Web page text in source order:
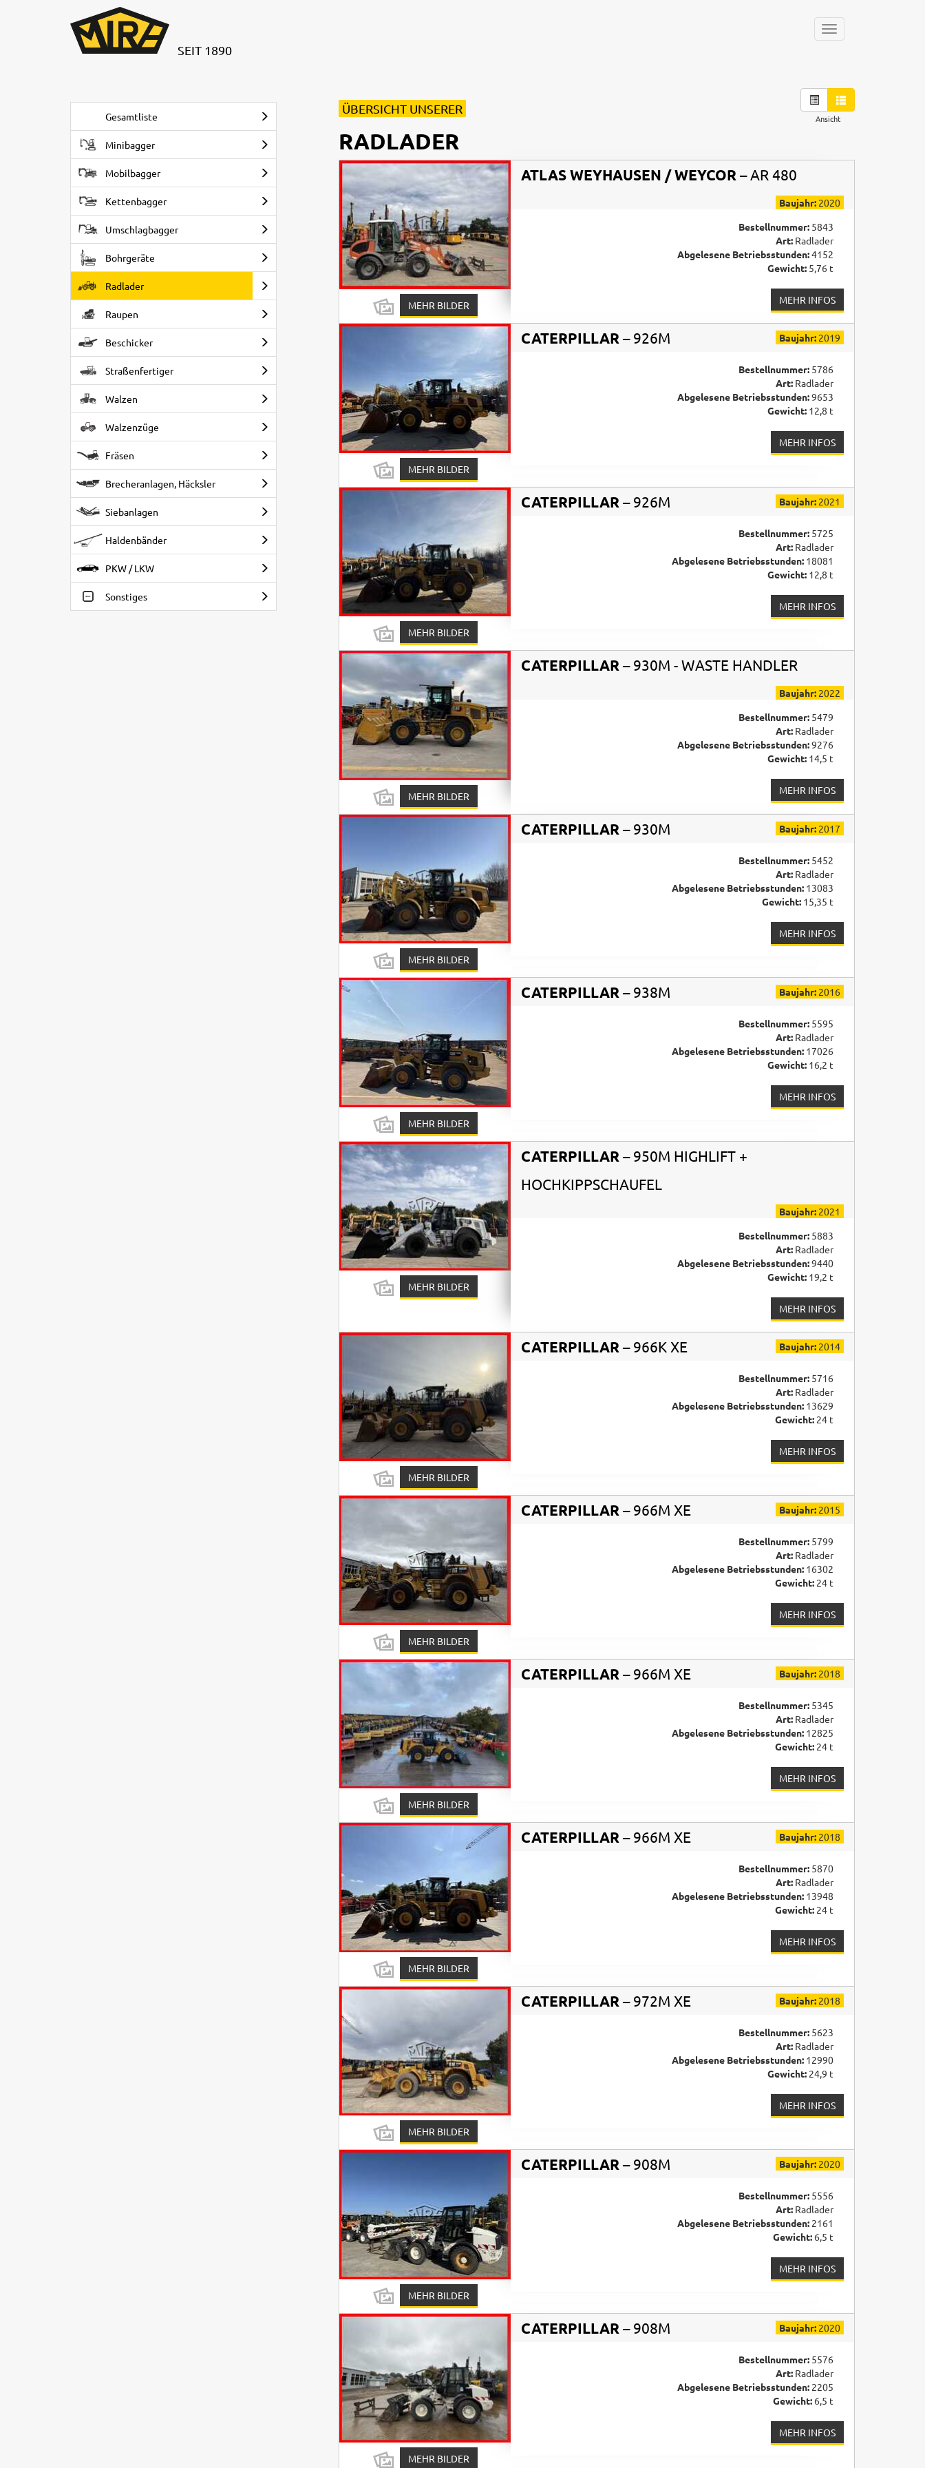
Toggle
navigation
SEIT 1890
Gesamtliste
Minibagger
Mobilbagger
Kettenbagger
Umschlagbagger
Bohrgeräte
Radlader
Raupen
Beschicker
Straßenfertiger
Walzen
Walzenzüge
Fräsen
Brecheranlagen, Häcksler
Siebanlagen
Haldenbänder
PKW / LKW
Sonstiges
Ansicht
ÜBERSICHT UNSERER
RADLADER
MEHR BILDER
ATLAS WEYHAUSEN / WEYCOR – AR 480
Baujahr:2020
Bestellnummer:5843
Art:Radlader
Abgelesene Betriebsstunden:4152
Gewicht:5,76 t
MEHR INFOS
MEHR BILDER
CATERPILLAR– 926M Baujahr:2019
Bestellnummer:5786
Art:Radlader
Abgelesene Betriebsstunden:9653
Gewicht:12,8 t
MEHR INFOS
MEHR BILDER
CATERPILLAR – 926M Baujahr:2021
Bestellnummer:5725
Art:Radlader
Abgelesene Betriebsstunden:18081
Gewicht:12,8 t
MEHR INFOS
MEHR BILDER
CATERPILLAR– 930M - WASTE HANDLER
Baujahr:2022
Bestellnummer:5479
Art:Radlader
Abgelesene Betriebsstunden:9276
Gewicht:14,5 t
MEHR INFOS
MEHR BILDER
CATERPILLAR – 930M Baujahr:2017
Bestellnummer:5452
Art:Radlader
Abgelesene Betriebsstunden:13083
Gewicht:15,35 t
MEHR INFOS
MEHR BILDER
CATERPILLAR– 938M Baujahr:2016
Bestellnummer:5595
Art:Radlader
Abgelesene Betriebsstunden:17026
Gewicht:16,2 t
MEHR INFOS
MEHR BILDER
CATERPILLAR – 950M HIGHLIFT +
HOCHKIPPSCHAUFEL
Baujahr:2021
Bestellnummer:5883
Art:Radlader
Abgelesene Betriebsstunden:9440
Gewicht:19,2 t
MEHR INFOS
MEHR BILDER
CATERPILLAR – 966K XE Baujahr:2014
Bestellnummer:5716
Art:Radlader
Abgelesene Betriebsstunden:13629
Gewicht:24 t
MEHR INFOS
MEHR BILDER
CATERPILLAR – 966M XE Baujahr:2015
Bestellnummer:5799
Art:Radlader
Abgelesene Betriebsstunden:16302
Gewicht:24 t
MEHR INFOS
MEHR BILDER
CATERPILLAR – 966M XE Baujahr:2018
Bestellnummer:5345
Art:Radlader
Abgelesene Betriebsstunden:12825
Gewicht:24 t
MEHR INFOS
MEHR BILDER
CATERPILLAR – 966M XE Baujahr:2018
Bestellnummer:5870
Art:Radlader
Abgelesene Betriebsstunden:13948
Gewicht:24 t
MEHR INFOS
MEHR BILDER
CATERPILLAR – 972M XE Baujahr:2018
Bestellnummer:5623
Art:Radlader
Abgelesene Betriebsstunden:12990
Gewicht:24,9 t
MEHR INFOS
MEHR BILDER
CATERPILLAR – 908M Baujahr:2020
Bestellnummer:5556
Art:Radlader
Abgelesene Betriebsstunden:2161
Gewicht:6,5 t
MEHR INFOS
MEHR BILDER
CATERPILLAR – 908M Baujahr:2020
Bestellnummer:5576
Art:Radlader
Abgelesene Betriebsstunden:2205
Gewicht:6,5 t
MEHR INFOS